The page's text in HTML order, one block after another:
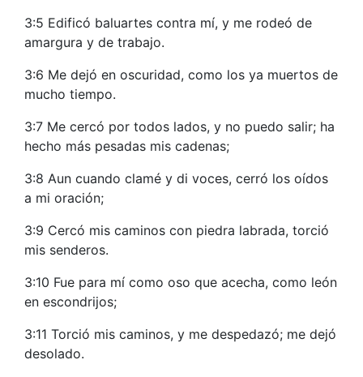
3:5 Edificó baluartes contra mí, y me rodeó de
amargura y de trabajo.
3:6 Me dejó en oscuridad, como los ya muertos de
mucho tiempo.
3:7 Me cercó por todos lados, y no puedo salir; ha
hecho más pesadas mis cadenas;
3:8 Aun cuando clamé y di voces, cerró los oídos
a mi oración;
3:9 Cercó mis caminos con piedra labrada, torció
mis senderos.
3:10 Fue para mí como oso que acecha, como león
en escondrijos;
3:11 Torció mis caminos, y me despedazó; me dejó
desolado.